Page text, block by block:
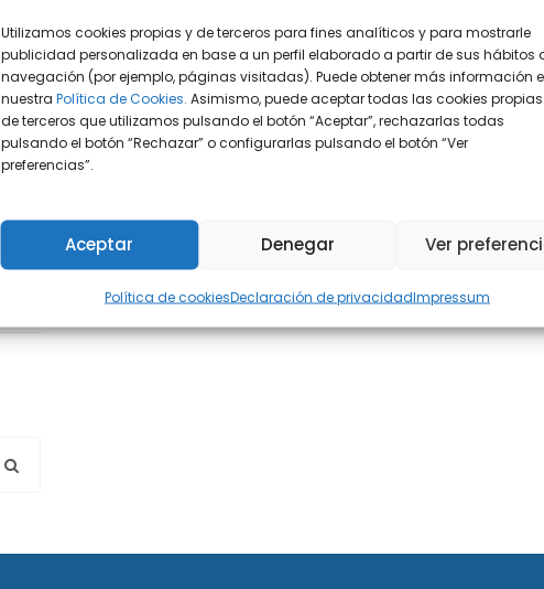
Utilizamos cookies propias y de terceros para fines analíticos y para mostrarle
publicidad personalizada en base a un perfil elaborado a partir de sus hábitos
navegación (por ejemplo, páginas visitadas). Puede obtener más información
nuestra Política de Cookies. Asimismo, puede aceptar todas las cookies
de terceros que utilizamos pulsando el botón “Aceptar”, rechazarlas todas
pulsando el botón “Rechazar” o configurarlas pulsando el botón “Ver
preferencias”.
Aceptar Denegar Ver
Política de cookiesDeclaración de privacidadImpressum